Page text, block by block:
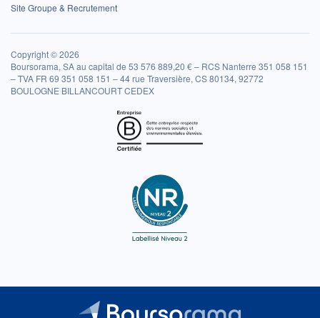
Site Groupe & Recrutement
Copyright © 2026
Boursorama, SA au capital de 53 576 889,20 € – RCS Nanterre 351 058 151
– TVA FR 69 351 058 151 – 44 rue Traversière, CS 80134, 92772
BOULOGNE BILLANCOURT CEDEX